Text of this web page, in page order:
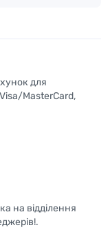
для
MasterCard,
на відділення